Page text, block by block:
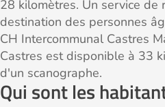
28 kilomètres. Un service de
destination des personnes
CH Intercommunal Castres
Castres est disponible à 33
d'un scanographe.
Qui sont les